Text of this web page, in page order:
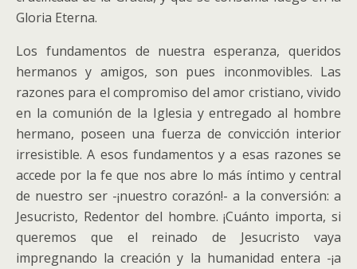
Gloria Eterna.
Los fundamentos de nuestra esperanza, queridos
hermanos y amigos, son pues inconmovibles. Las
razones para el compromiso del amor cristiano, vivido
en la comunión de la Iglesia y entregado al hombre
hermano, poseen una fuerza de convicción interior
irresistible. A esos fundamentos y a esas razones se
accede por la fe que nos abre lo más íntimo y central
de nuestro ser -¡nuestro corazón!- a la conversión: a
Jesucristo, Redentor del hombre. ¡Cuánto importa, si
queremos que el reinado de Jesucristo vaya
impregnando la creación y la humanidad entera -¡a